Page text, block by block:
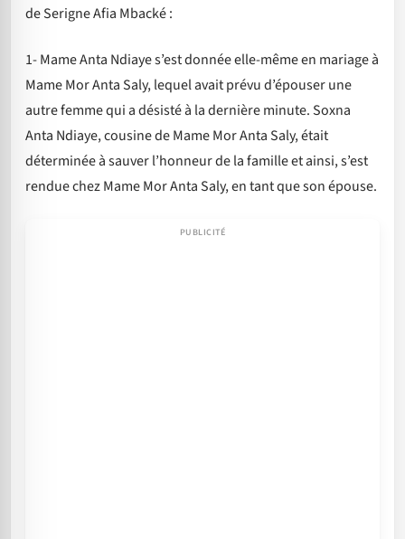
de Serigne Afia Mbacké :
1- Mame Anta Ndiaye s’est donnée elle-même en mariage à
Mame Mor Anta Saly, lequel avait prévu d’épouser une
autre femme qui a désisté à la dernière minute. Soxna
Anta Ndiaye, cousine de Mame Mor Anta Saly, était
déterminée à sauver l’honneur de la famille et ainsi, s’est
rendue chez Mame Mor Anta Saly, en tant que son épouse.